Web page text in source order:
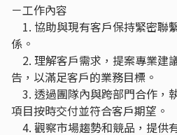
－工作內容
1. 協助與現有客戶保持緊密聯
係。
2. 理解客戶需求，提案專業建
告，以滿足客戶的業務目標。
3. 透過團隊內與跨部門合作，
項目按時交付並符合客戶期望。
4. 觀察市場趨勢和競品，提供